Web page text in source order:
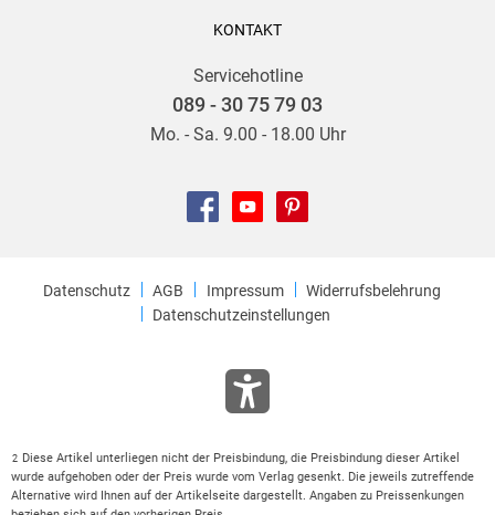
KONTAKT
Servicehotline
089 - 30 75 79 03
Mo. - Sa. 9.00 - 18.00 Uhr
Datenschutz AGB Impressum
Widerrufsbelehrung
Datenschutzeinstellungen
2
Diese Artikel unterliegen nicht der Preisbindung, die Preisbindung dieser Artikel
wurde aufgehoben oder der Preis wurde vom Verlag gesenkt. Die jeweils zutreffende
Alternative wird Ihnen auf der Artikelseite dargestellt. Angaben zu Preissenkungen